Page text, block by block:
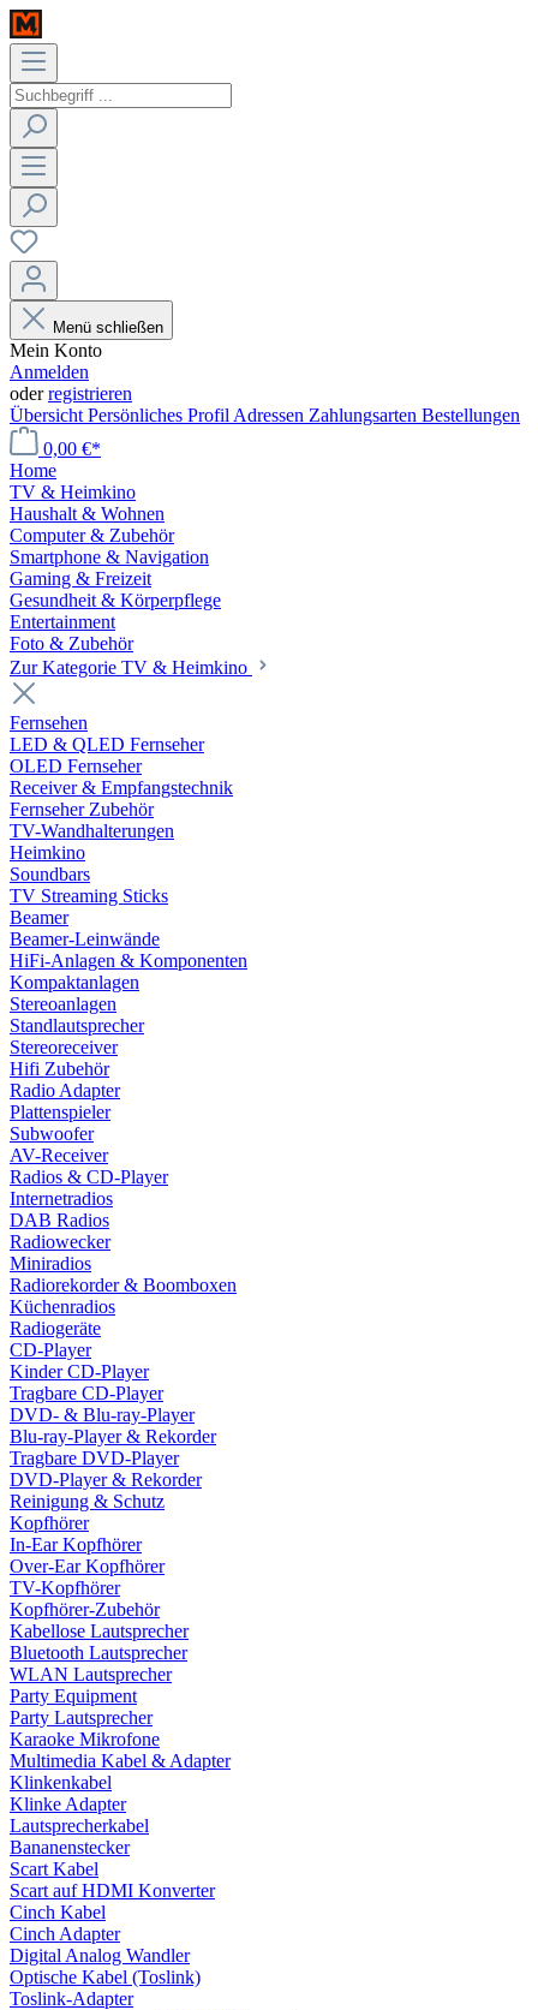
Menü schließen
Mein Konto
Anmelden
oderregistrieren
Übersicht Persönliches Profil Adressen Zahlungsarten Bestellungen
0,00 €*
Home
TV & Heimkino
Haushalt & Wohnen
Computer & Zubehör
Smartphone & Navigation
Gaming & Freizeit
Gesundheit & Körperpflege
Entertainment
Foto & Zubehör
Zur Kategorie TV & Heimkino
Fernsehen
LED & QLED Fernseher
OLED Fernseher
Receiver & Empfangstechnik
Fernseher Zubehör
TV-Wandhalterungen
Heimkino
Soundbars
TV Streaming Sticks
Beamer
Beamer-Leinwände
HiFi-Anlagen & Komponenten
Kompaktanlagen
Stereoanlagen
Standlautsprecher
Stereoreceiver
Hifi Zubehör
Radio Adapter
Plattenspieler
Subwoofer
AV-Receiver
Radios & CD-Player
Internetradios
DAB Radios
Radiowecker
Miniradios
Radiorekorder & Boomboxen
Küchenradios
Radiogeräte
CD-Player
Kinder CD-Player
Tragbare CD-Player
DVD- & Blu-ray-Player
Blu-ray-Player & Rekorder
Tragbare DVD-Player
DVD-Player & Rekorder
Reinigung & Schutz
Kopfhörer
In-Ear Kopfhörer
Over-Ear Kopfhörer
TV-Kopfhörer
Kopfhörer-Zubehör
Kabellose Lautsprecher
Bluetooth Lautsprecher
WLAN Lautsprecher
Party Equipment
Party Lautsprecher
Karaoke Mikrofone
Multimedia Kabel & Adapter
Klinkenkabel
Klinke Adapter
Lautsprecherkabel
Bananenstecker
Scart Kabel
Scart auf HDMI Konverter
Cinch Kabel
Cinch Adapter
Digital Analog Wandler
Optische Kabel (Toslink)
Toslink-Adapter